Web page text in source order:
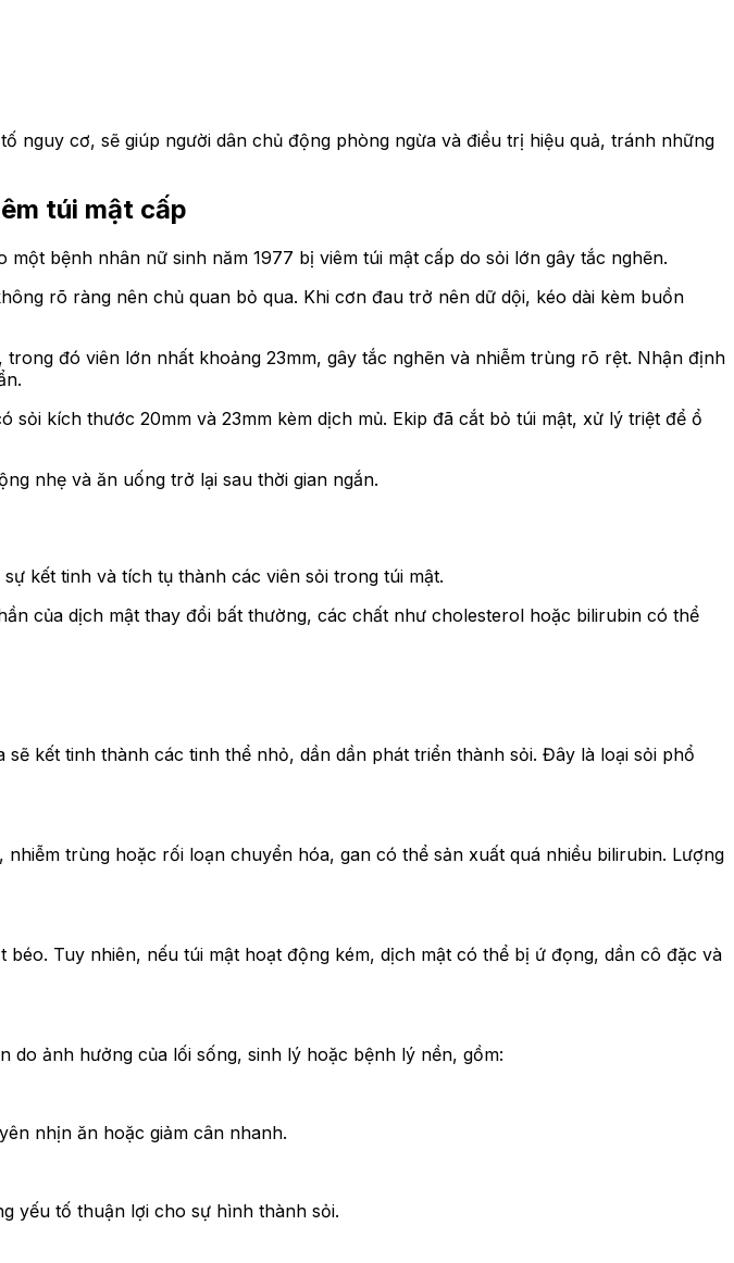
nguy cơ, sẽ giúp người dân chủ động phòng ngừa và điều trị hiệu quả, tránh những
túi mật cấp
bệnh nhân nữ sinh năm 1977 bị viêm túi mật cấp do sỏi lớn gây tắc nghẽn.
rõ ràng nên chủ quan bỏ qua. Khi cơn đau trở nên dữ dội, kéo dài kèm buồn
đó viên lớn nhất khoảng 23mm, gây tắc nghẽn và nhiễm trùng rõ rệt. Nhận định
kích thước 20mm và 23mm kèm dịch mủ. Ekip đã cắt bỏ túi mật, xử lý triệt để ổ
nhẹ và ăn uống trở lại sau thời gian ngắn.
kết tinh và tích tụ thành các viên sỏi trong túi mật.
của dịch mật thay đổi bất thường, các chất như cholesterol hoặc bilirubin có thể
kết tinh thành các tinh thể nhỏ, dần dần phát triển thành sỏi. Đây là loại sỏi phổ
trùng hoặc rối loạn chuyển hóa, gan có thể sản xuất quá nhiều bilirubin. Lượng
Tuy nhiên, nếu túi mật hoạt động kém, dịch mật có thể bị ứ đọng, dần cô đặc và
ảnh hưởng của lối sống, sinh lý hoặc bệnh lý nền, gồm:
nhịn ăn hoặc giảm cân nhanh.
yếu tố thuận lợi cho sự hình thành sỏi.